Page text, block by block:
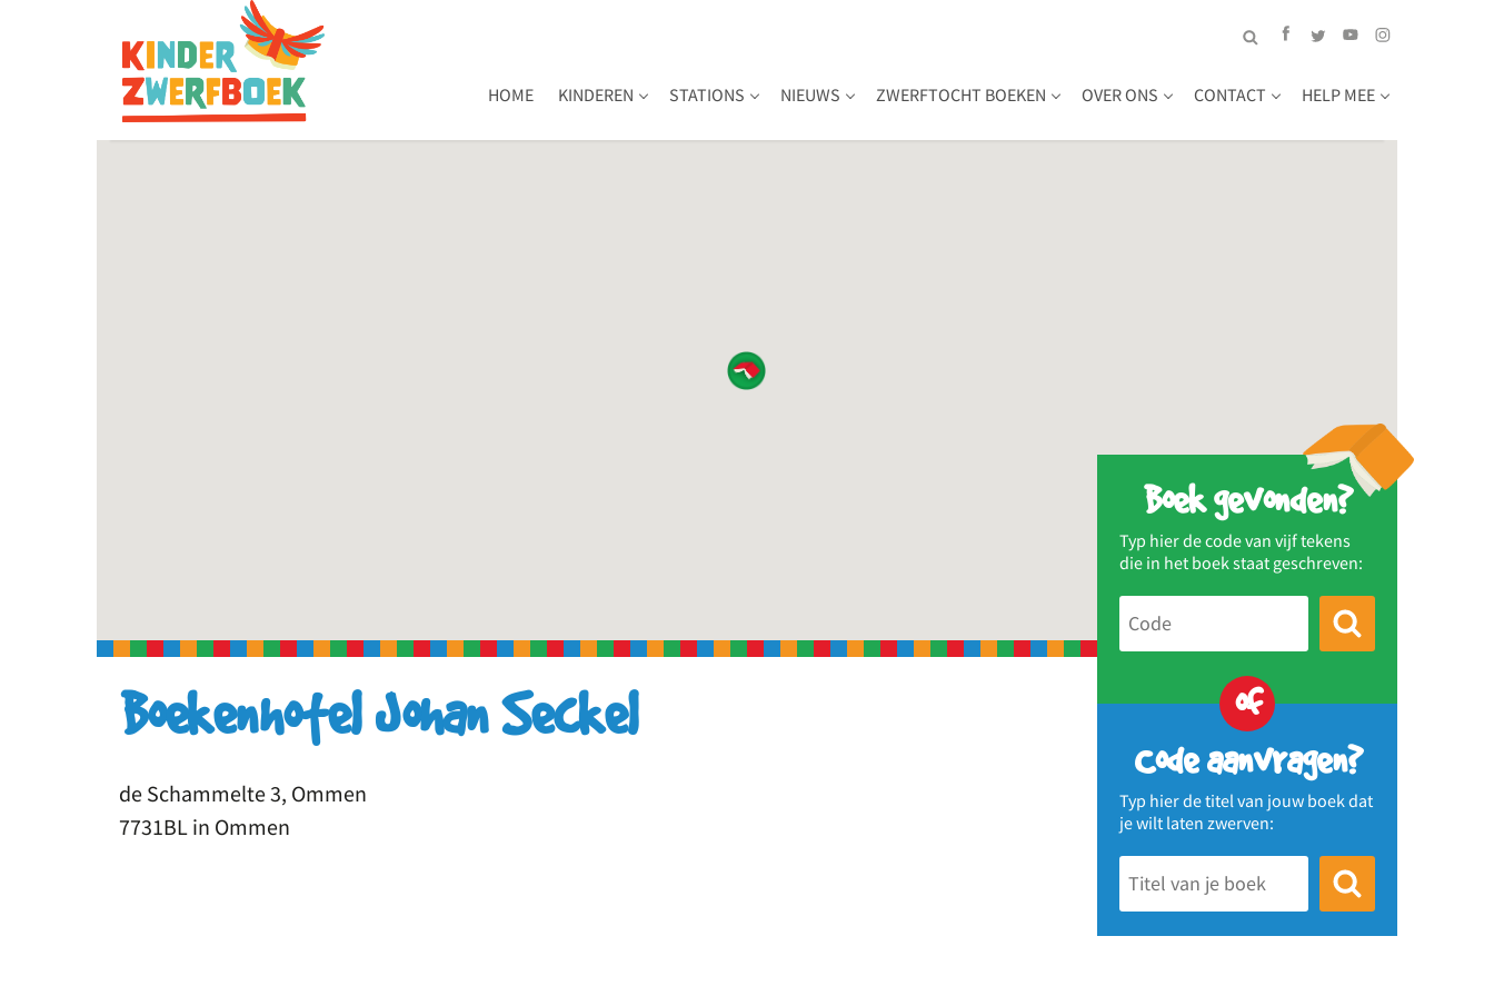
HOME KINDEREN STATIONS NIEUWS ZWERFTOCHT BOEKEN OVER ONS CONTACT HELP MEE
Boek gevonden?
Typ hier de code van vijf tekens
die in het boek staat geschreven:
of
Code aanvragen?
Typ hier de titel van jouw boek dat
je wilt laten zwerven:
Boekenhotel Johan Seckel
de Schammelte 3, Ommen
7731BL in Ommen